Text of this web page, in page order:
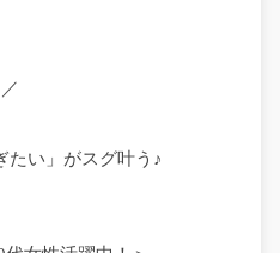
たい」がスグ叶う♪